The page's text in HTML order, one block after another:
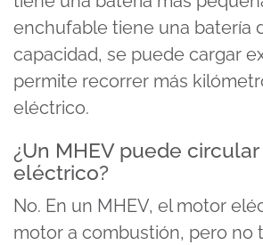
enchufable tiene una batería
capacidad, se puede cargar
permite recorrer más
eléctrico.
¿Un MHEV puede
eléctrico?
No. En un MHEV, el motor
motor a combustión, pero no